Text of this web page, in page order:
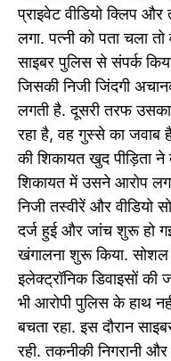
प्राइवेट वीडियो क्लिप
लगा. पत्नी को पता चला
साइबर पुलिस से संपर्क
जिसकी निजी जिंदगी
लगती है. दूसरी तरफ
रहा है, वह गुस्से का जवाब
की शिकायत खुद पीड़िता
शिकायत में उसने आरोप
निजी तस्वीरें और वीडियो
दर्ज हुई और जांच शुरू हो
खंगालना शुरू किया.
इलेक्ट्रॉनिक डिवाइसों की
भी आरोपी पुलिस के हाथ
बचता रहा. इस दौरान
रही. तकनीकी निगरानी